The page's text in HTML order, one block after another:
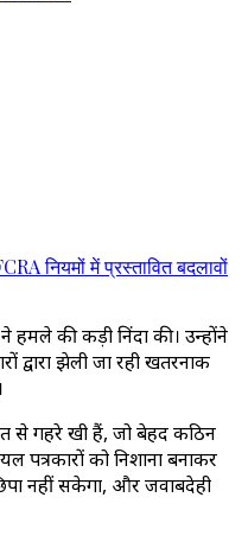
नियमों में प्रस्तावित बदलावों
हमले की कड़ी निंदा की। उन्होंने
द्वारा झेली जा रही खतरनाक
से गहरे दुखी हैं, जो बेहद कठिन
पत्रकारों को निशाना बनाकर
नहीं सकेगा, और जवाबदेही